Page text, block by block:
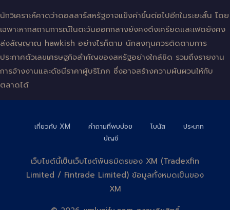
นักวิเคราะห์คาดว่าดอลลาร์สหรัฐอาจแข็งค่าขึ้นต่อไปอีกในระยะสั้น โดย
เฉพาะหากสถานการณ์ในตะวันออกกลางยังคงตึงเครียดและเฟดยังคง
ส่งสัญญาณ hawkish อย่างไรก็ตาม นักลงทุนควรติดตามการ
ประกาศตัวเลขเศรษฐกิจสำคัญของสหรัฐอย่างใกล้ชิด รวมถึงรายงาน
การจ้างงานและดัชนีราคาผู้บริโภค ซึ่งอาจสร้างความผันผวนให้กับ
ตลาดได้
เกี่ยวกับ XM คำถามที่พบบ่อย โบนัส
ประเภท
บัญชี
เว็บไซต์นี้เป็นเว็บไซต์พันธมิตรของ XM (Tradexfin
Limited / Fintrade Limited) ข้อมูลทั้งหมดเป็นของ
XM